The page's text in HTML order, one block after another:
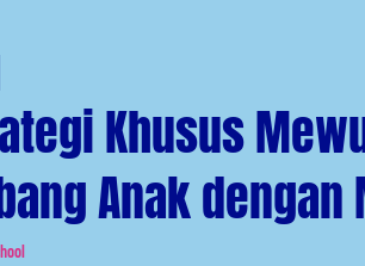
Khusus
Anak dengan